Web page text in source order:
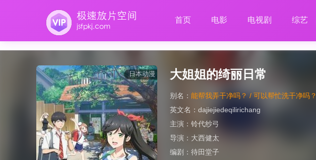
首页 电影 电视剧 综艺
日本动漫 大姐姐的绮丽日常
别名： 能帮我弄干净吗？ / 可以帮忙洗干净吗？
英文名： dajiejiedeqilirichang
主演： 铃代纱弓
导演： 大西健太
编剧： 待田堂子